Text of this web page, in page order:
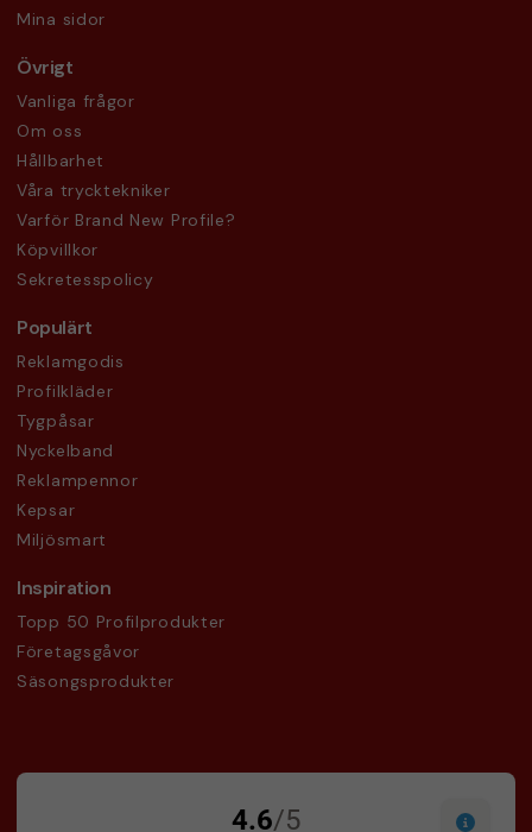
Mina sidor
Övrigt
Vanliga frågor
Om oss
Hållbarhet
Våra trycktekniker
Varför Brand New Profile?
Köpvillkor
Sekretesspolicy
Populärt
Reklamgodis
Profilkläder
Tygpåsar
Nyckelband
Reklampennor
Kepsar
Miljösmart
Inspiration
Topp 50 Profilprodukter
Företagsgåvor
Säsongsprodukter